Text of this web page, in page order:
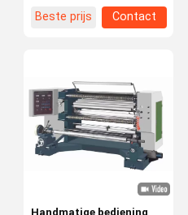
Neem
Contact Met
Nieuws
Beste prijs
Contact
Handmatige bediening